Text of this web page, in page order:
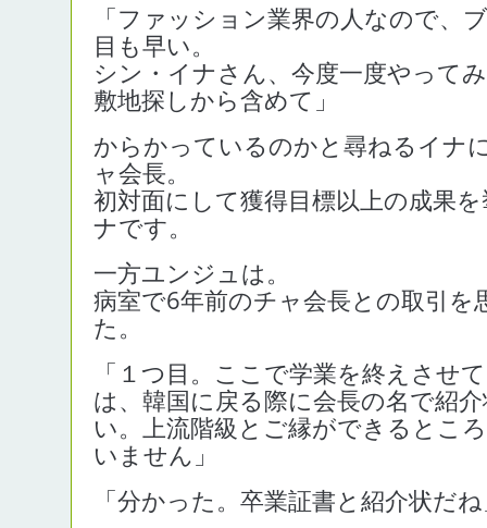
「ファッション業界の人なので、
目も早い。
シン・イナさん、今度一度やって
敷地探しから含めて」
からかっているのかと尋ねるイナ
ャ会長。
初対面にして獲得目標以上の成果
ナです。
一方ユンジュは。
病室で6年前のチャ会長との取引を
た。
「１つ目。ここで学業を終えさせ
は、韓国に戻る際に会長の名で紹
い。上流階級とご縁ができるとこ
いません」
「分かった。卒業証書と紹介状だ